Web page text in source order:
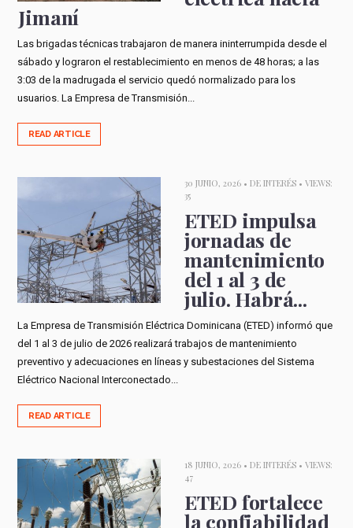
Jimaní
Las brigadas técnicas trabajaron de manera ininterrumpida desde el
sábado y lograron el restablecimiento en menos de 48 horas; a las
3:03 de la madrugada el servicio quedó normalizado para los
usuarios. La Empresa de Transmisión...
READ ARTICLE
30 JUNIO, 2026 • DE INTERÉS• VIEWS:
35
ETED impulsa
jornadas de
mantenimiento
del 1 al 3 de
julio. Habrá...
La Empresa de Transmisión Eléctrica Dominicana (ETED) informó que
del 1 al 3 de julio de 2026 realizará trabajos de mantenimiento
preventivo y adecuaciones en líneas y subestaciones del Sistema
Eléctrico Nacional Interconectado...
READ ARTICLE
18 JUNIO, 2026 • DE INTERÉS• VIEWS:
47
ETED fortalece
la confiabilidad